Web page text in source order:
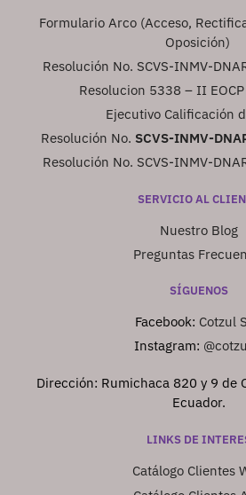
Formulario Arco (Acceso,
Oposición)
Resolución No. SCVS-INMV-
Resolucion 5338 – II EOCP
Ejecutivo Calificación
Resolución No. SCVS-INMV-
Resolución No. SCVS-INMV-
SERVICIO AL
Nuestro Blog
Preguntas
SÍGUENOS
Facebook: Cotzul
Instagram:
Dirección: Rumichaca 820 y 9 de
Ecuador.
LINKS DE
Catálogo Clientes